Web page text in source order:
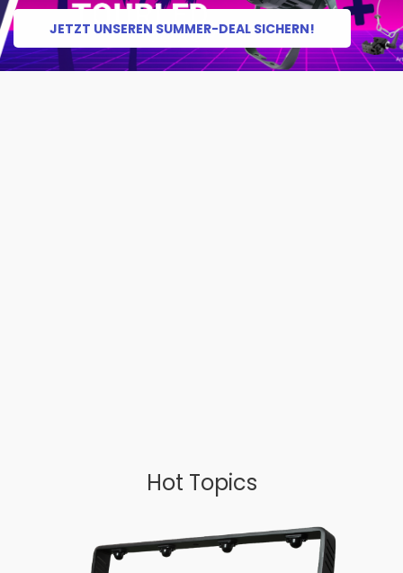
JETZT UNSEREN SUMMER-DEAL SICHERN!
Hot Topics